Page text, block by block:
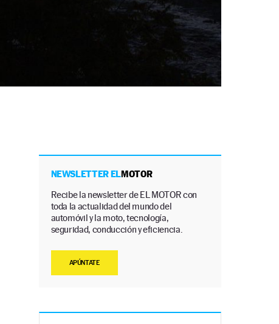
NEWSLETTER ELMOTOR
Recibe la newsletter de EL MOTOR con
toda la actualidad del mundo del
automóvil y la moto, tecnología,
seguridad, conducción y eficiencia.
APÚNTATE